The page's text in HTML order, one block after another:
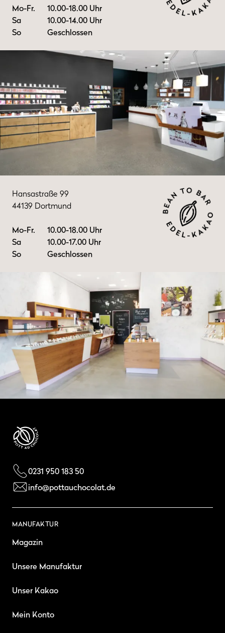
Mo-Fr.
Sa
So
10.00-18.00 Uhr
10.00-14.00 Uhr
Geschlossen
Hansastraße 99
44139 Dortmund
Mo-Fr.
Sa
So
10.00-18.00 Uhr
10.00-17.00 Uhr
Geschlossen
0231 950 183 50
info@pottauchocolat.de
MANUFAKTUR
Magazin
Unsere Manufaktur
Unser Kakao
Mein Konto